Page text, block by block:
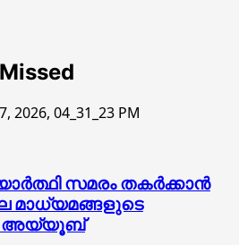
സമരം തകര്‍ക്കാന്‍
മാധ്യമങ്ങളുടെ
അയ്യൂബ്